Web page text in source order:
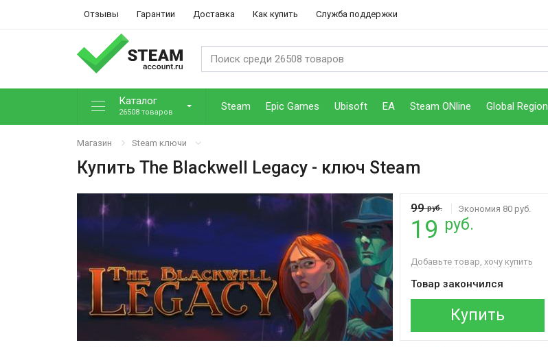
Отзывы Гарантии Доставка Как купить Служба поддержки
Каталог
26508 товаров Steam Epic Games Ubisoft EA Steam ONline Global Region
Магазин Steam ключи
Купить The Blackwell Legacy - ключ Steam
99руб. Экономия 80 руб.
19 руб.
Добавьте товар, хочу купить
Товар закончился
Купить